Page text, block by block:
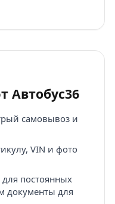
Автобус36
самовывоз и
VIN и фото
постоянных
документы для